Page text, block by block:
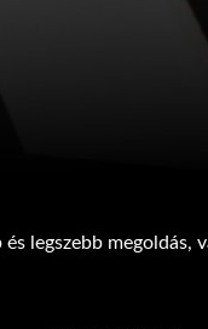
legszebb megoldás,